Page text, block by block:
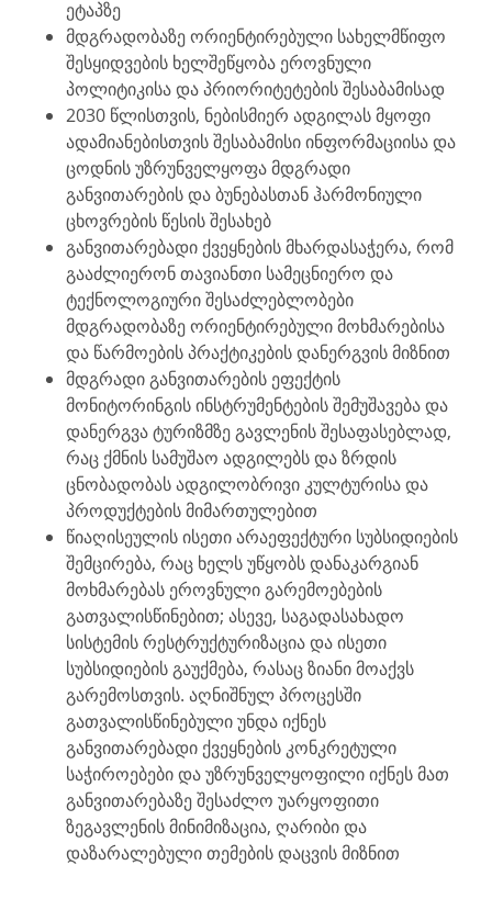
ეტაპზე
მდგრადობაზე ორიენტირებული სახელმწიფო
შესყიდვების ხელშეწყობა ეროვნული
პოლიტიკისა და პრიორიტეტების შესაბამისად
2030 წლისთვის, ნებისმიერ ადგილას მყოფი
ადამიანებისთვის შესაბამისი ინფორმაციისა და
ცოდნის უზრუნველყოფა მდგრადი
განვითარების და ბუნებასთან ჰარმონიული
ცხოვრების წესის შესახებ
განვითარებადი ქვეყნების მხარდასაჭერა, რომ
გააძლიერონ თავიანთი სამეცნიერო და
ტექნოლოგიური შესაძლებლობები
მდგრადობაზე ორიენტირებული მოხმარებისა
და წარმოების პრაქტიკების დანერგვის მიზნით
მდგრადი განვითარების ეფექტის
მონიტორინგის ინსტრუმენტების შემუშავება და
დანერგვა ტურიზმზე გავლენის შესაფასებლად,
რაც ქმნის სამუშაო ადგილებს და ზრდის
ცნობადობას ადგილობრივი კულტურისა და
პროდუქტების მიმართულებით
წიაღისეულის ისეთი არაეფექტური სუბსიდიების
შემცირება, რაც ხელს უწყობს დანაკარგიან
მოხმარებას ეროვნული გარემოებების
გათვალისწინებით; ასევე, საგადასახადო
სისტემის რესტრუქტურიზაცია და ისეთი
სუბსიდიების გაუქმება, რასაც ზიანი მოაქვს
გარემოსთვის. აღნიშნულ პროცესში
გათვალისწინებული უნდა იქნეს
განვითარებადი ქვეყნების კონკრეტული
საჭიროებები და უზრუნველყოფილი იქნეს მათ
განვითარებაზე შესაძლო უარყოფითი
ზეგავლენის მინიმიზაცია, ღარიბი და
დაზარალებული თემების დაცვის მიზნით